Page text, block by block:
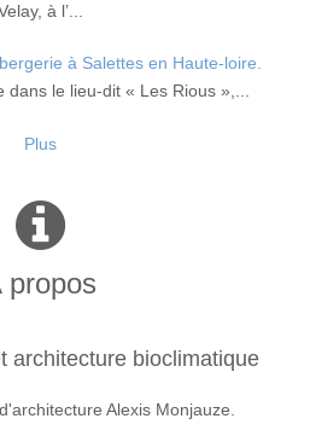
à l’...
à Salettes en Haute-loire.
dans le lieu-dit « Les Rious »,...
Plus
propos
architecture bioclimatique
Alexis Monjauze.